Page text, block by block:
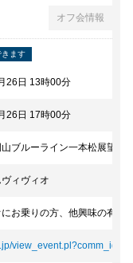
オフ会情報
26日 13時00分
26日 17時00分
ブルーライン一本松展望園
ィヴィオ
お乗りの方、他興味の有る